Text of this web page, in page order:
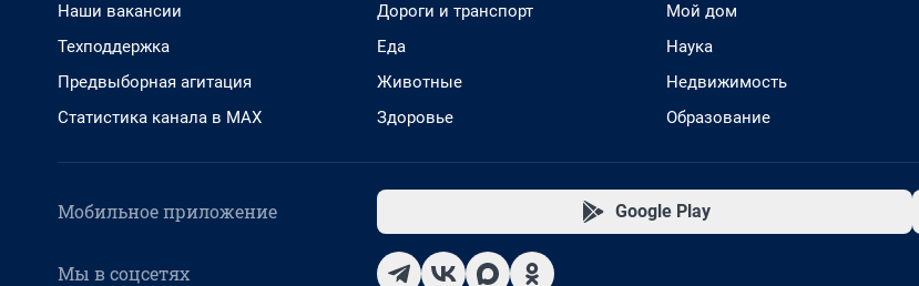
Наши вакансии
Техподдержка
Предвыборная агитация
Статистика канала в MAX
Дороги и транспорт
Еда
Животные
Здоровье
Мой дом
Наука
Недвижимость
Образование
Мобильное приложение Google Play
Мы в соцсетях